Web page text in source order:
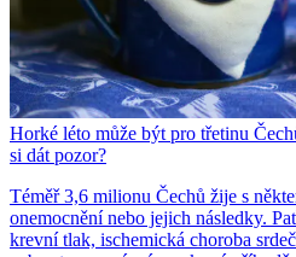
Horké léto může být pro třetinu
si dát pozor?
Téměř 3,6 milionu Čechů žije s
onemocnění nebo jejich následky.
krevní tlak, ischemická choroba